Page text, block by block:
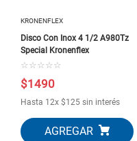
KRONENFLEX
Disco Con Inox 4 1/2 A980Tz
Special Kronenflex
☆ ☆ ☆ ☆ ☆
$1490
Hasta 12x$125 sin interés